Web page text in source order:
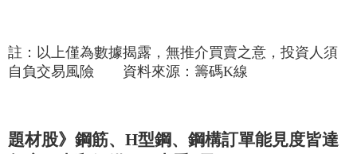
註：以上僅為數據揭露，無推介買賣之意，投資人須
自負交易風險 資料來源：籌碼K線
題材股》鋼筋、H型鋼、鋼構訂單能見度皆達